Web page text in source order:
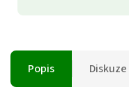
Popis Diskuze